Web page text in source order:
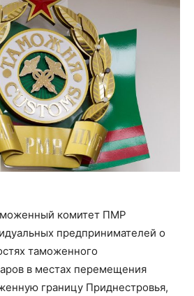
комитет ПМР
предпринимателей о
таможенного
в местах перемещения
границу Приднестровья,